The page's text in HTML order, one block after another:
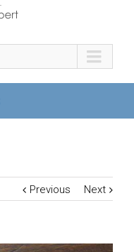
Previous Next